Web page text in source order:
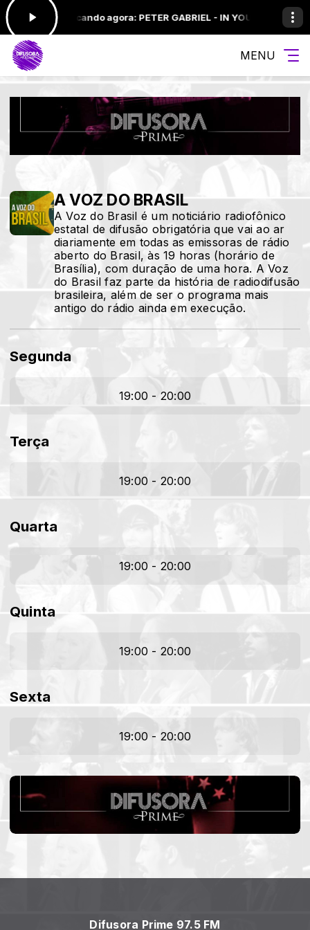
às 23:59 - Tocando agora: PETER GABRIEL - IN YOUR EYES
MENU
A VOZ DO BRASIL
A Voz do Brasil é um noticiário radiofônico
estatal de difusão obrigatória que vai ao ar
diariamente em todas as emissoras de rádio
aberto do Brasil, às 19 horas (horário de
Brasília), com duração de uma hora. A Voz
do Brasil faz parte da história de radiodifusão
brasileira, além de ser o programa mais
antigo do rádio ainda em execução.
Segunda
19:00 - 20:00
Terça
19:00 - 20:00
Quarta
19:00 - 20:00
Quinta
19:00 - 20:00
Sexta
19:00 - 20:00
Difusora Prime 97.5 FM